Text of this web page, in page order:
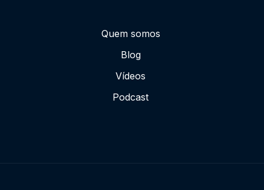
Quem somos
Blog
Vídeos
Podcast